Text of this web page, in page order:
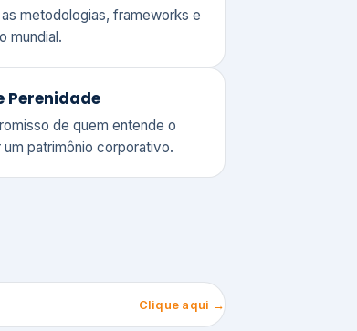
metodologias, frameworks e
mundial.
Perenidade
de quem entende o
patrimônio corporativo.
Clique aqui →